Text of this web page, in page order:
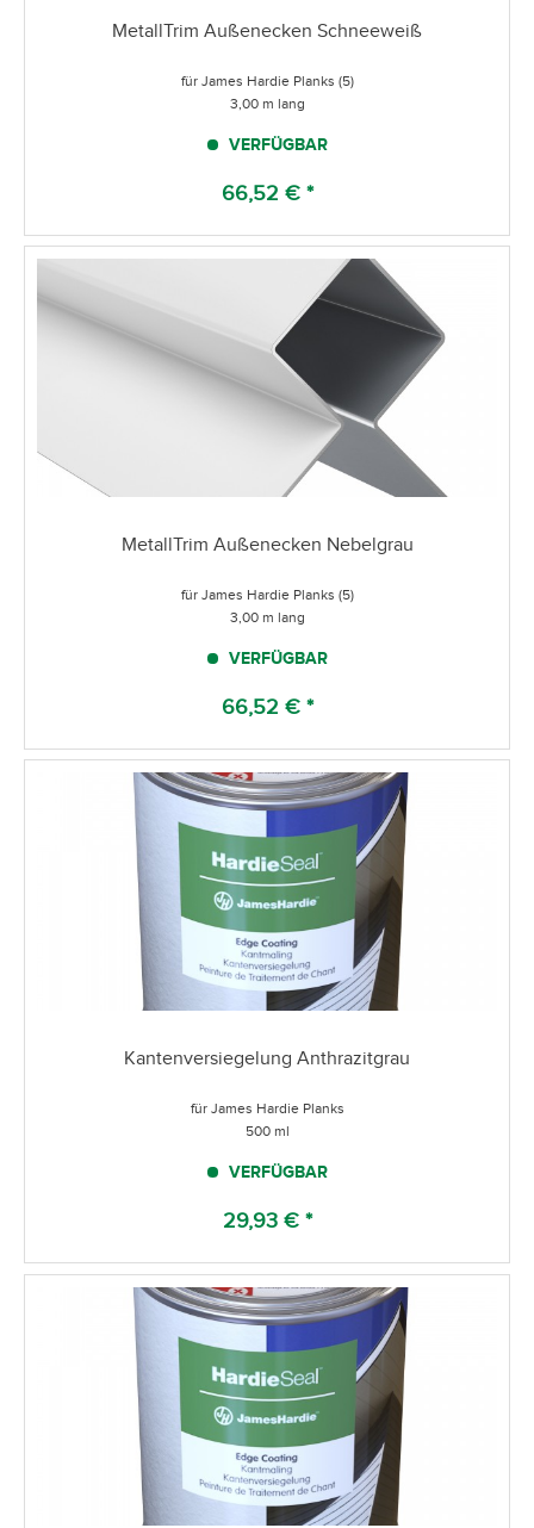
MetallTrim Außenecken Schneeweiß
für James Hardie Planks (5)
3,00 m lang
VERFÜGBAR
66,52 € *
MetallTrim Außenecken Nebelgrau
für James Hardie Planks (5)
3,00 m lang
VERFÜGBAR
66,52 € *
Kantenversiegelung Anthrazitgrau
für James Hardie Planks
500 ml
VERFÜGBAR
29,93 € *